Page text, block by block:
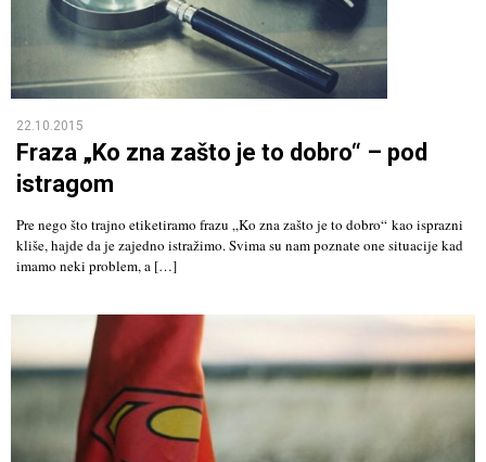
22.10.2015
Fraza „Ko zna zašto je to dobro“ – pod
istragom
Pre nego što trajno etiketiramo frazu „Ko zna zašto je to dobro“ kao isprazni
kliše, hajde da je zajedno istražimo. Svima su nam poznate one situacije kad
imamo neki problem, a […]